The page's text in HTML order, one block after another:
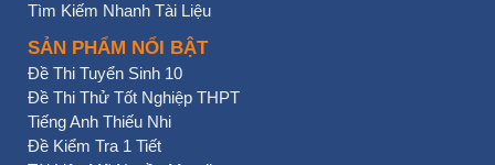
Tìm Kiếm Nhanh Tài Liệu
SẢN PHẨM NỔI BẬT
Đề Thi Tuyển Sinh 10
Đề Thi Thử Tốt Nghiệp THPT
Tiếng Anh Thiếu Nhi
Đề Kiểm Tra 1 Tiết